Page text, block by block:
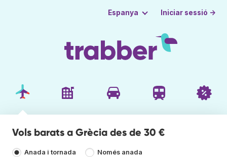
Espanya Iniciar sessió →
Vols barats a Grècia des de 30 €
Anada i tornada
Només anada